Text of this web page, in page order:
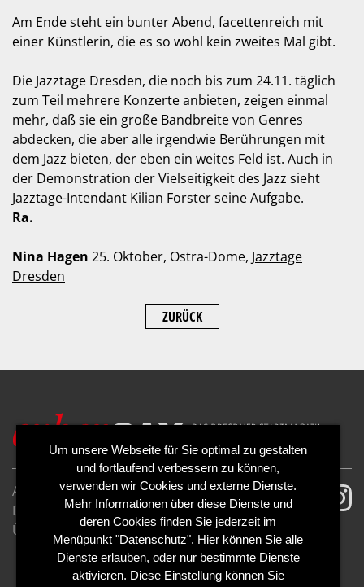
Am Ende steht ein bunter Abend, facettenreich mit
einer Künstlerin, die es so wohl kein zweites Mal gibt.
Die Jazztage Dresden, die noch bis zum 24.11. täglich
zum Teil mehrere Konzerte anbieten, zeigen einmal
mehr, daß sie ein große Bandbreite von Genres
abdecken, die aber alle irgendwie Berührungen mit
dem Jazz bieten, der eben ein weites Feld ist. Auch in
der Demonstration der Vielseitigkeit des Jazz sieht
Jazztage-Intendant Kilian Forster seine Aufgabe.
Ra.
Nina Hagen 25. Oktober, Ostra-Dome, Jazztage
Dresden
ZURÜCK
AGB
Impressum
Datenschutzerklärung
Cookies
Über uns
Kontakt
Mediadaten
Abo kündigen
Abo widerrufen
Um unsere Webseite für Sie optimal zu gestalten
und fortlaufend verbessern zu können,
verwenden wir Cookies und externe Dienste.
Mehr Informationen über diese Dienste und
deren Cookies finden Sie jederzeit im
Menüpunkt "Datenschutz". Hier können Sie alle
Dienste erlauben, oder nur bestimmte Dienste
aktivieren. Diese Einstellung können Sie